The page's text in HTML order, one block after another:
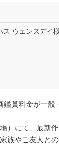
ス ウェンズデイ
賞料金が一般
）にて、最新
族やご友人と